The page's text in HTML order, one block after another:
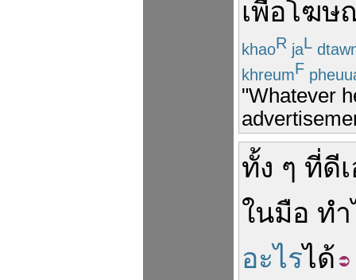
เพื่อโฆษ
khaoR jaL
khreumF
"Whatever
ทั้ง ๆ ที่ดี
ในมือ ท
อะไรได้